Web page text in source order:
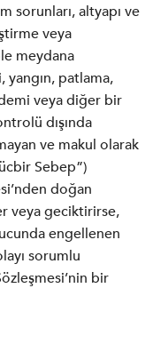
sorunları, altyapı ve
veya
meydana
yangın, patlama,
veya diğer bir
dışında
ve makul olarak
Sebep”)
doğan
veya geciktirirse,
engellenen
sorumlu
bir